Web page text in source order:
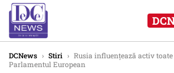
DCNews › Stiri › Rusia influențează activ
Parlamentul European